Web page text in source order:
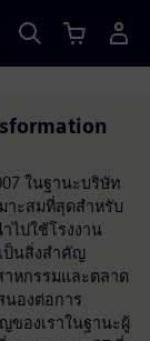
ในฐานะบริษัท
าะสมที่สุดสำหรับ
ไปใช้โรงงาน
ป็นสิ่งสำคัญ
หกรรมและตลาด
นองต่อการ
ของเราในฐานะผู้